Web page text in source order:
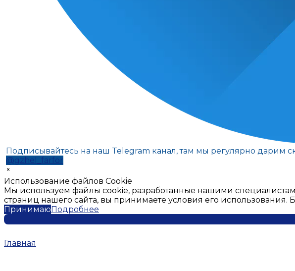
Подписывайтесь на наш Telegram канал, там мы регулярно дарим
@gzhel_farfor
×
Использование файлов Cookie
Мы используем файлы cookie, разработанные нашими
страниц нашего сайта, вы принимаете условия его
ПринимаюПодробнее
Главная